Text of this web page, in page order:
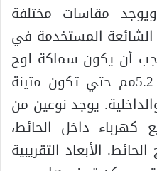
ويوجد مقاسات مختلفة
المستخدمة في
أن يكون سماكة لوح
الساج الحديد لا تقل عن 5.2مم حتي تكون متينة
يوجد نوعين من
كهرباء داخل الحائط،
الأبعاد التقريبية